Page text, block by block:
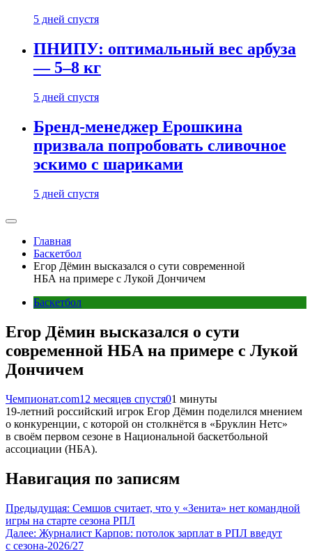
5 дней спустя
ПНИПУ: оптимальный вес арбуза
— 5–8 кг
5 дней спустя
Бренд-менеджер Ерошкина
призвала попробовать сливочное
эскимо с шариками
5 дней спустя
Главная
Баскетбол
Егор Дёмин высказался о сути современной
НБА на примере с Лукой Дончичем
Баскетбол
Егор Дёмин высказался о сути
современной НБА на примере с Лукой
Дончичем
Чемпионат.com12 месяцев спустя01 минуты
19-летний российский игрок Егор Дёмин поделился мнением
о конкуренции, с которой он столкнётся в «Бруклин Нетс»
в своём первом сезоне в Национальной баскетбольной
ассоциации (НБА).
Навигация по записям
Предыдущая: Семшов считает, что у «Зенита» нет командной
игры на старте сезона РПЛ
Далее: Журналист Карпов: потолок зарплат в РПЛ введут
с сезона-2026/27